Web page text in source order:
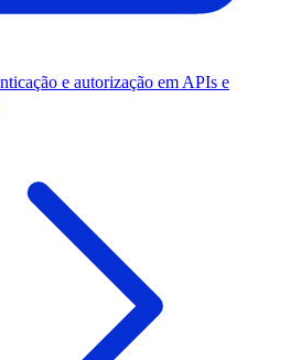
e autorização em APIs e